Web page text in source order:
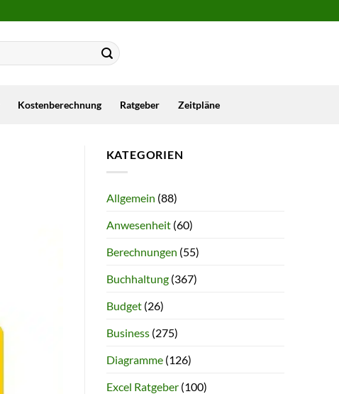
Kostenberechnung Ratgeber Zeitpläne
KATEGORIEN
Allgemein (88)
Anwesenheit(60)
Berechnungen (55)
Buchhaltung(367)
Budget(26)
Business(275)
Diagramme(126)
Excel Ratgeber(100)